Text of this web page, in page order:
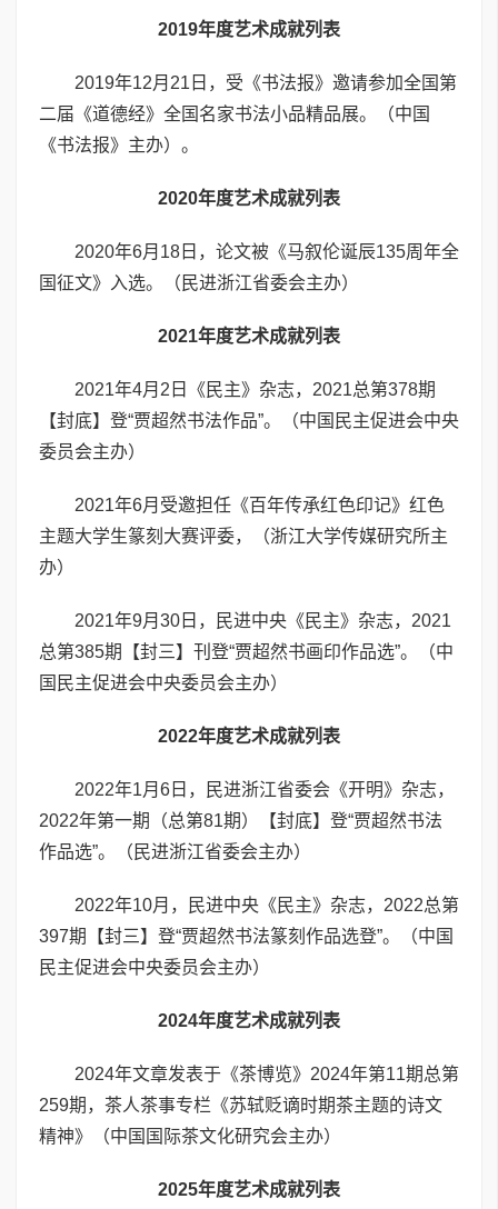
2019年度艺术成就列表
2019年12月21日，受《书法报》邀请参加全国第
二届《道德经》全国名家书法小品精品展。（中国
《书法报》主办）。
2020年度艺术成就列表
2020年6月18日，论文被《马叙伦诞辰135周年全
国征文》入选。（民进浙江省委会主办）
2021年度艺术成就列表
2021年4月2日《民主》杂志，2021总第378期
【封底】登“贾超然书法作品”。（中国民主促进会中央
委员会主办）
2021年6月受邀担任《百年传承红色印记》红色
主题大学生篆刻大赛评委，（浙江大学传媒研究所主
办）
2021年9月30日，民进中央《民主》杂志，2021
总第385期【封三】刊登“贾超然书画印作品选”。（中
国民主促进会中央委员会主办）
2022年度艺术成就列表
2022年1月6日，民进浙江省委会《开明》杂志，
2022年第一期（总第81期）【封底】登“贾超然书法
作品选”。（民进浙江省委会主办）
2022年10月，民进中央《民主》杂志，2022总第
397期【封三】登“贾超然书法篆刻作品选登”。（中国
民主促进会中央委员会主办）
2024年度艺术成就列表
2024年文章发表于《茶博览》2024年第11期总第
259期，茶人茶事专栏《苏轼贬谪时期茶主题的诗文
精神》（中国国际茶文化研究会主办）
2025年度艺术成就列表